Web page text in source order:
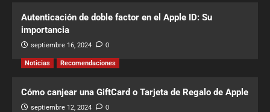
Autenticación de doble factor en el Apple ID: Su
importancia
septiembre 16, 2024 0
Noticias Recomendaciones
Cómo canjear una GiftCard o Tarjeta de Regalo de Apple
septiembre 12, 2024 0